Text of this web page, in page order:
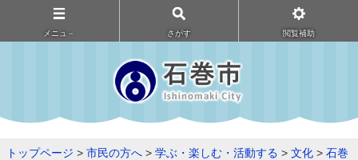
メニュ－ さがす 閲覧補助
トップページ > 市民の方へ > 学ぶ・楽しむ・活動する > 文化 > 石巻